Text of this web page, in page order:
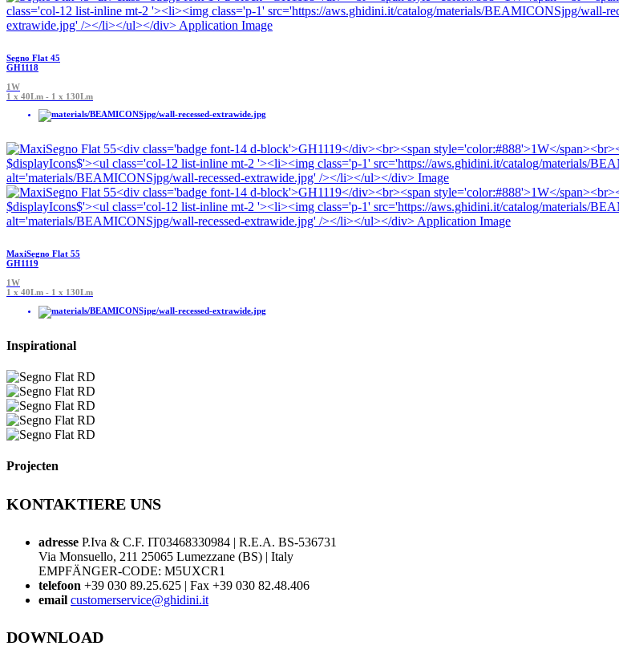
Segno Flat 45
GH1118
1W
1 x 40Lm - 1 x 130Lm
MaxiSegno Flat 55
GH1119
1W
1 x 40Lm - 1 x 130Lm
Inspirational
Projecten
KONTAKTIERE UNS
adresse P.Iva & C.F. IT03468330984 | R.E.A. BS-536731
Via Monsuello, 211 25065 Lumezzane (BS) | Italy
EMPFÄNGER-CODE: M5UXCR1
telefoon +39 030 89.25.625 | Fax +39 030 82.48.406
email customerservice@ghidini.it
DOWNLOAD